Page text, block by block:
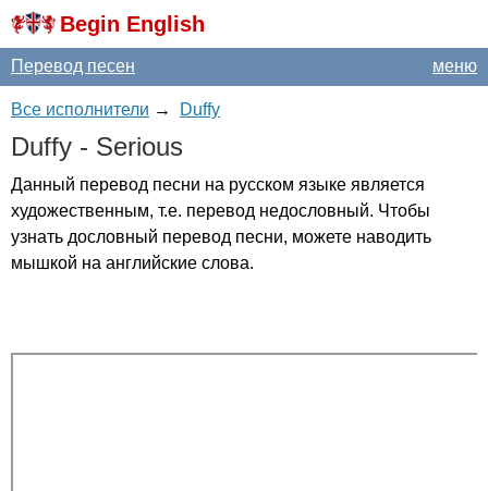
Begin English
меню
Перевод песен
Все исполнители → Duffy
Duffy - Serious
Данный перевод песни на русском языке является
художественным, т.е. перевод недословный. Чтобы
узнать дословный перевод песни, можете наводить
мышкой на английские слова.